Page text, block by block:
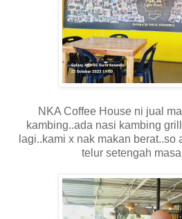
NKA Coffee House ni jual
kambing..ada nasi kambing
lagi..kami x nak makan berat..so
telur setengah